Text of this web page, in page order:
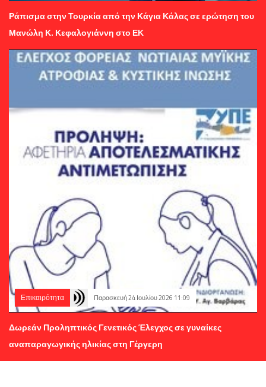
Ράπισμα στην Τουρκία από την Κάγια Κάλας σε ερώτηση του
Μανώλη Κ. Κεφαλογιάννη στο ΕΚ
Επικαιρότητα Παρασκευή 24 Ιουλίου 2026 11:09
Δωρεάν Προληπτικός Γενετικός Έλεγχος σε γυναίκες
αναπαραγωγικής ηλικίας στη Γέργερη